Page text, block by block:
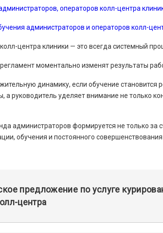
операторов колл-центра
администраторов и операторов колл-
центра клиники — это всегда системный
моментально изменят результаты
динамику, если обучение становится
руководитель уделяет внимание не только
администраторов формируется не только за
обучения и постоянного совершенствования
предложение по услуге
центра